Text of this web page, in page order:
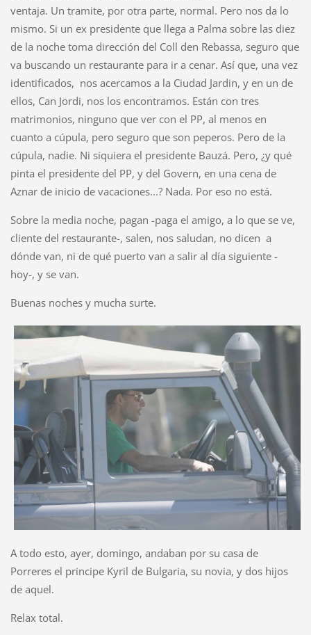
ventaja. Un tramite, por otra parte, normal. Pero nos da lo
mismo. Si un ex presidente que llega a Palma sobre las diez
de la noche toma dirección del Coll den Rebassa, seguro que
va buscando un restaurante para ir a cenar. Así que, una vez
identificados, nos acercamos a la Ciudad Jardin, y en un de
ellos, Can Jordi, nos los encontramos. Están con tres
matrimonios, ninguno que ver con el PP, al menos en
cuanto a cúpula, pero seguro que son peperos. Pero de la
cúpula, nadie. Ni siquiera el presidente Bauzá. Pero, ¿y qué
pinta el presidente del PP, y del Govern, en una cena de
Aznar de inicio de vacaciones...? Nada. Por eso no está.
Sobre la media noche, pagan -paga el amigo, a lo que se ve,
cliente del restaurante-, salen, nos saludan, no dicen a
dónde van, ni de qué puerto van a salir al día siguiente -
hoy-, y se van.
Buenas noches y mucha surte.
A todo esto, ayer, domingo, andaban por su casa de
Porreres el principe Kyril de Bulgaria, su novia, y dos hijos
de aquel.
Relax total.